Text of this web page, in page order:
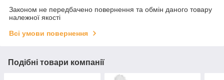
Законом не передбачено повернення та обмін даного товару
належної якості
Всі умови повернення
Подібні товари компанії